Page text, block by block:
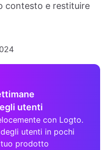
contesto e restituire
utenti
con Logto.
utenti in pochi
prodotto